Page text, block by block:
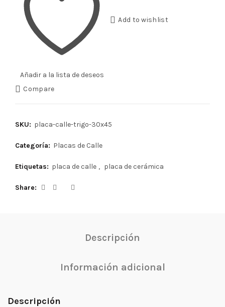
Añadir a la lista de deseos
Add to wishlist
Compare
SKU: placa-calle-trigo-30x45
Categoría: Placas de Calle
Etiquetas: placa de calle , placa de cerámica
Share
Descripción
Información adicional
Descripción